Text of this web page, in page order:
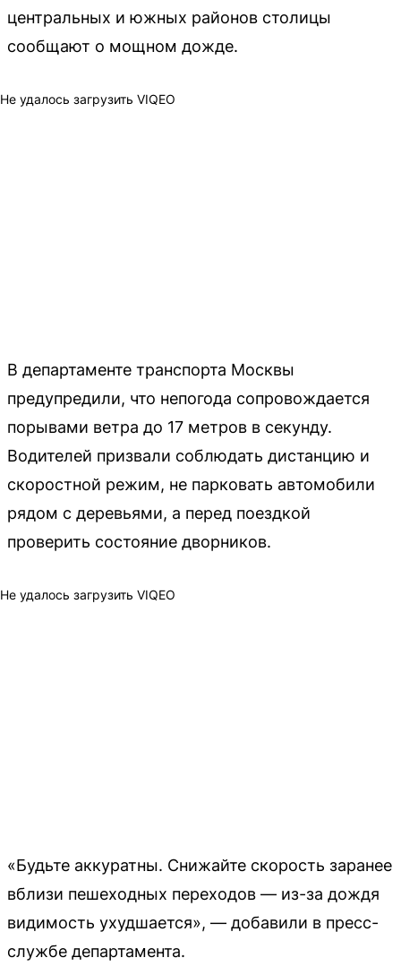
центральных и южных районов столицы
сообщают о мощном дожде.
Не удалось загрузить VIQEO
В департаменте транспорта Москвы
предупредили, что непогода сопровождается
порывами ветра до 17 метров в секунду.
Водителей призвали соблюдать дистанцию и
скоростной режим, не парковать автомобили
рядом с деревьями, а перед поездкой
проверить состояние дворников.
Не удалось загрузить VIQEO
«Будьте аккуратны. Снижайте скорость заранее
вблизи пешеходных переходов — из-за дождя
видимость ухудшается», — добавили в пресс-
службе департамента.